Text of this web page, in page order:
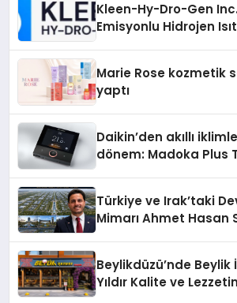
Kleen-Hy-Dro-Gen
Emisyonlu Hidrojen
Marie Rose kozmetik
yaptı
Daikin’den akıllı
dönem: Madoka Plus
Türkiye ve Irak’taki
Mimarı Ahmet Hasan
Hayata Geçirecek
Beylikdüzü’nde Beylik
Yıldır Kalite ve